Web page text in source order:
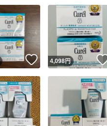
いいね！
4,098円